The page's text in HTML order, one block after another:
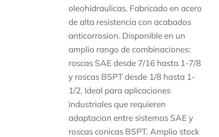
oleohidraulicas. Fabricado en acero
de alta resistencia con acabados
anticorrosion. Disponible en un
amplio rango de combinaciones:
roscas SAE desde 7/16 hasta 1-7/8
y roscas BSPT desde 1/8 hasta 1-
1/2. Ideal para aplicaciones
industriales que requieren
adaptacion entre sistemas SAE y
roscas conicas BSPT. Amplio stock